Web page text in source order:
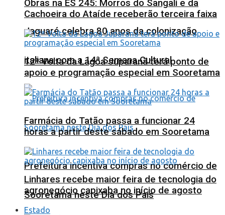
Jaguaré celebra 80 anos da colonização
italiana com a 14ª Semana Cultural
Prefeitura incentiva compras no comércio de
Sooretama neste Dia dos Pais
Obras na ES 245: Morros do Sangali e da
Cachoeira do Ataíde receberão terceira faixa
12ª Volta da Lagoa Juparanã terá ponto de
apoio e programação especial em Sooretama
Farmácia do Tatão passa a funcionar 24
horas a partir deste sábado em Sooretama
Linhares recebe maior feira de tecnologia do
agronegócio capixaba no início de agosto
Estado